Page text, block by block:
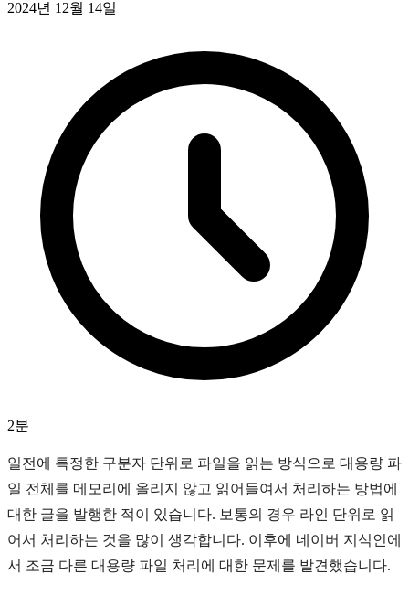
2024년 12월 14일
2분
일전에 특정한 구분자 단위로 파일을 읽는 방식으로 대용량 파
일 전체를 메모리에 올리지 않고 읽어들여서 처리하는 방법에
대한 글을 발행한 적이 있습니다. 보통의 경우 라인 단위로 읽
어서 처리하는 것을 많이 생각합니다. 이후에 네이버 지식인에
서 조금 다른 대용량 파일 처리에 대한 문제를 발견했습니다.